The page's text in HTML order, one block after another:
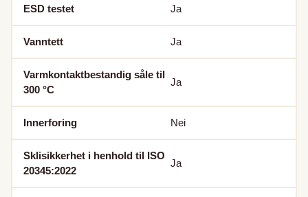
ESD testet Ja
Vanntett Ja
Varmkontaktbestandig såle til
300 °C
Ja
Innerforing Nei
Sklisikkerhet i henhold til ISO
20345:2022
Ja